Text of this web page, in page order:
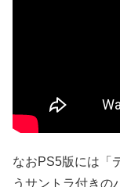
なおPS5版には「
うサントラ付きの